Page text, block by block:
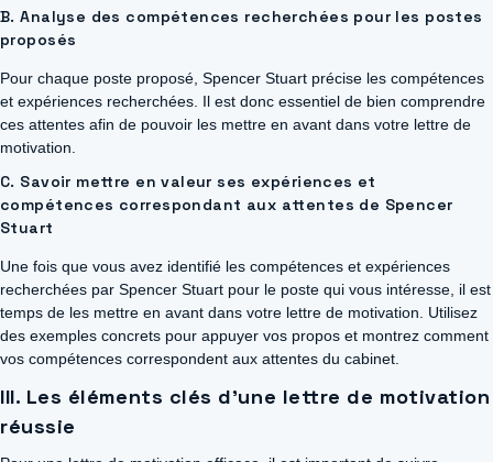
B. Analyse des compétences recherchées pour les postes
proposés
Pour chaque poste proposé, Spencer Stuart précise les compétences
et expériences recherchées. Il est donc essentiel de bien comprendre
ces attentes afin de pouvoir les mettre en avant dans votre lettre de
motivation.
C. Savoir mettre en valeur ses expériences et
compétences correspondant aux attentes de Spencer
Stuart
Une fois que vous avez identifié les compétences et expériences
recherchées par Spencer Stuart pour le poste qui vous intéresse, il est
temps de les mettre en avant dans votre lettre de motivation. Utilisez
des exemples concrets pour appuyer vos propos et montrez comment
vos compétences correspondent aux attentes du cabinet.
III. Les éléments clés d’une lettre de motivation
réussie